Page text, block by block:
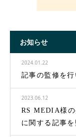
お知らせ
2024.01.22
記事の監修を行
2023.06.12
RS MEDIA様の
に関する記事を